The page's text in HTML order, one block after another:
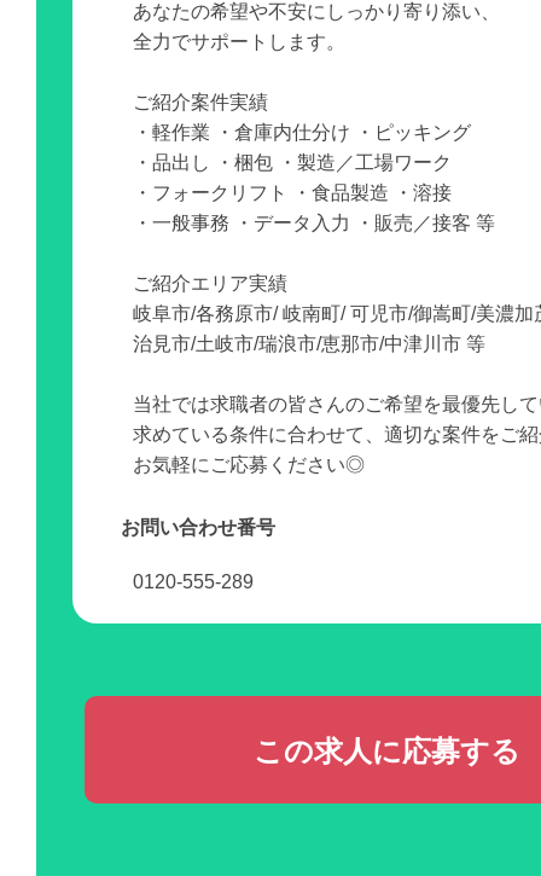
あなたの希望や不安にしっかり寄り添い、
全力でサポートします。
ご紹介案件実績
・軽作業 ・倉庫内仕分け ・ピッキング
・品出し ・梱包 ・製造／工場ワーク
・フォークリフト ・食品製造 ・溶接
・一般事務 ・データ入力 ・販売／接客 等
ご紹介エリア実績
岐阜市/各務原市/ 岐南町/ 可児市/御嵩町/美濃加
治見市/土岐市/瑞浪市/恵那市/中津川市 等
当社では求職者の皆さんのご希望を最優先し
求めている条件に合わせて、適切な案件をご
お気軽にご応募ください◎
お問い合わせ番号
0120-555-289
この求人に応募する